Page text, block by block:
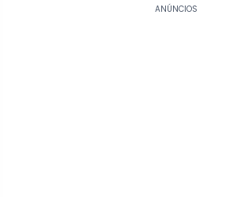
ANÚNCIOS